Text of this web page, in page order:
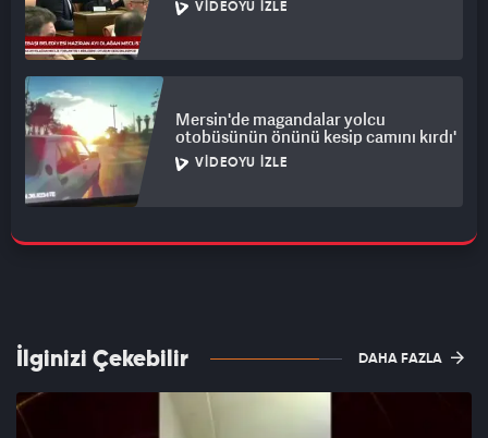
VIDEOYU İZLE
Mersin'de magandalar yolcu
otobüsünün önünü kesip camını kırdı'
VIDEOYU İZLE
İlginizi Çekebilir DAHA FAZLA